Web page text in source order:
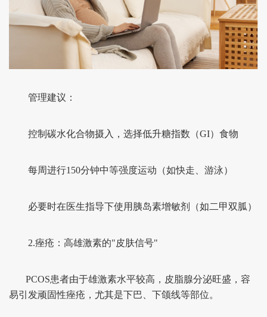
管理建议：
控制碳水化合物摄入，选择低升糖指数（GI）食物
每周进行150分钟中等强度运动（如快走、游泳）
必要时在医生指导下使用胰岛素增敏剂（如二甲双胍）
2.痤疮：高雄激素的"皮肤信号"
PCOS患者由于雄激素水平较高，皮脂腺分泌旺盛，容
易引发顽固性痤疮，尤其是下巴、下颌线等部位。